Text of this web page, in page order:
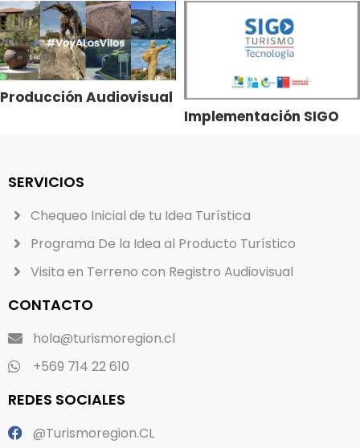
Los Vilos
(Básico)
Producción Audiovisual
Implementación SIGO
SERVICIOS
Chequeo Inicial de tu Idea Turística
Programa De la Idea al Producto Turístico
Visita en Terreno con Registro Audiovisual
CONTACTO
hola@turismoregion.cl
+569 714 22 610
REDES SOCIALES
@Turismoregion.CL